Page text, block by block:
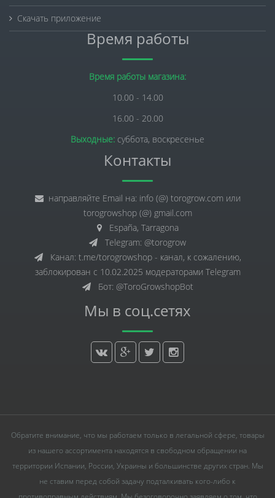
Скачать приложение
Время работы
Время работы магазина:
10.00 - 14.00
16.00 - 20.00
Выходные: суббота, воскресенье
Контакты
направляйте Email на: info (@) torogrow.com или
torogrowshop (@) gmail.com
España, Tarragona
Telegram: @torogrow
Канал: t.me/torogrowshop - канал, к сожалению,
заблокирован с 10.02.2025 модераторами Telegram
Бот: @ToroGrowshopBot
Мы в соц.сетях
Обратите внимание, что мы работаем только в легальной сфере, товары
из нашего ассортимента находятся в свободном обращении на
территории Испании, России, Украины и большинстве других стран. Мы
не ставим перед собой задачу подталкивать кого-либо к